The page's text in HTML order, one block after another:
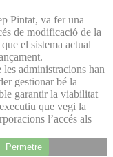
Pintat, va fer una
de modificació de la
el sistema actual
administracions han
gestionar bé la
garantir la viabilitat
que vegi la
l’accés als
Permetre